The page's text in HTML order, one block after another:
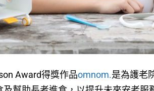
Award得獎作品omnom.是為護老